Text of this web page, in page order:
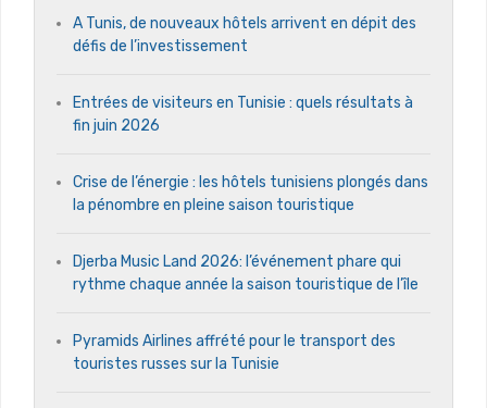
A Tunis, de nouveaux hôtels arrivent en dépit des
défis de l’investissement
Entrées de visiteurs en Tunisie : quels résultats à
fin juin 2026
Crise de l’énergie : les hôtels tunisiens plongés dans
la pénombre en pleine saison touristique
Djerba Music Land 2026: l’événement phare qui
rythme chaque année la saison touristique de l’île
Pyramids Airlines affrété pour le transport des
touristes russes sur la Tunisie